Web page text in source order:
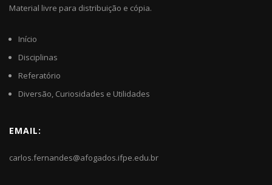
Material livre para distribuição e cópia.
Início
Disciplinas
Referatório
Diversão, Curiosidades e Utilidades
EMAIL:
carlos.fernandes@afogados.ifpe.edu.br